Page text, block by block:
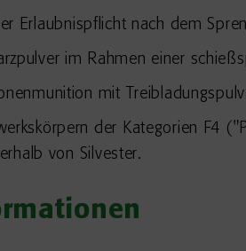
Erlaubnispflicht nach dem
im Rahmen einer
mit
der Kategorien F4
von Silvester.